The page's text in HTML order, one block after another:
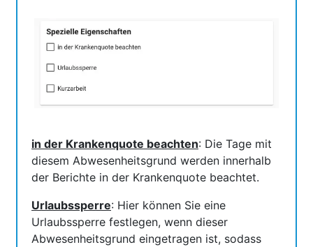
in der Krankenquote beachten: Die Tage mit
diesem Abwesenheitsgrund werden innerhalb
der Berichte in der Krankenquote beachtet.
Urlaubssperre: Hier können Sie eine
Urlaubssperre festlegen, wenn dieser
Abwesenheitsgrund eingetragen ist, sodass